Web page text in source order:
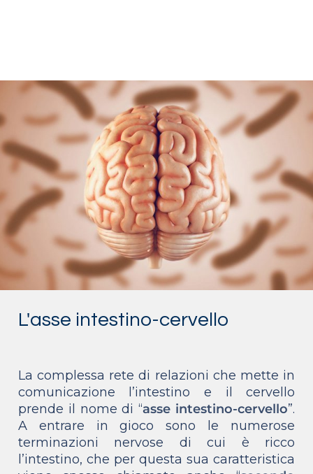
L'asse intestino-cervello
La complessa rete di relazioni che mette in
comunicazione l’intestino e il cervello
prende il nome di “asse intestino-cervello”.
A entrare in gioco sono le numerose
terminazioni nervose di cui è ricco
l’intestino, che per questa sua caratteristica